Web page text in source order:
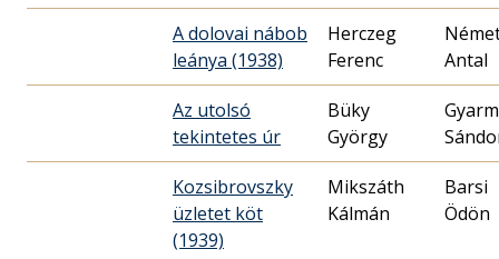
A dolovai nábob
leánya (1938)
Herczeg
Ferenc
Antal
Az utolsó
tekintetes úr
Büky
György
Kozsibrovszky
üzletet köt
(1939)
Mikszáth
Kálmán
Barsi
Ödön